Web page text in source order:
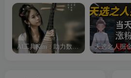
AI工具Kim：助力数字化转型的智能助手